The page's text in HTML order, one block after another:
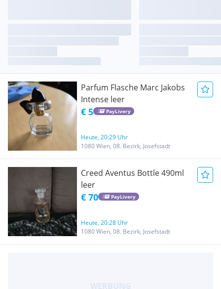
Parfum Flasche Marc Jakobs
Intense leer
€ 5 PayLivery
Heute, 20:29 Uhr
1080 Wien, 08. Bezirk, Josefstadt
Creed Aventus Bottle 490ml
leer
€ 70 PayLivery
Heute, 20:28 Uhr
1080 Wien, 08. Bezirk, Josefstadt